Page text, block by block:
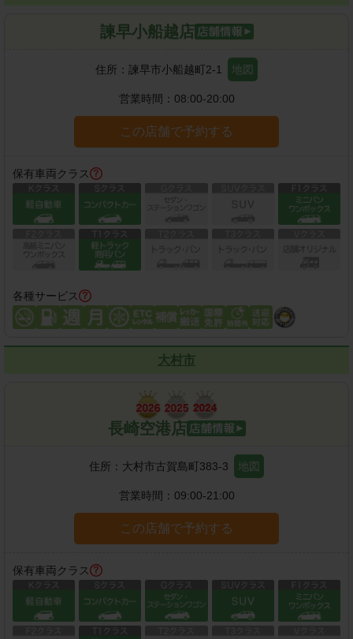
諫早小船越店
住所： 諫早市小船越町2-1 地図
営業時間： 08:00-20:00
この店舗で予約する
保有車両クラス
各種サービス
大村市
長崎空港店
住所： 大村市古賀島町383-3 地図
営業時間： 09:00-21:00
この店舗で予約する
保有車両クラス